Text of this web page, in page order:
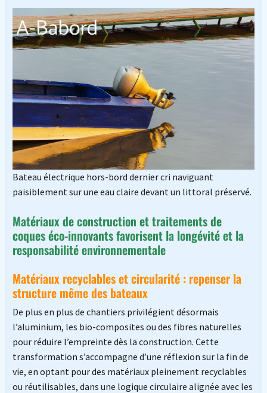
Bateau électrique hors-bord dernier cri naviguant
paisiblement sur une eau claire devant un littoral préservé.
Matériaux de construction et traitements de
coques éco-innovants favorisent la longévité et la
responsabilité environnementale
Matériaux recyclables et circularité : repenser la
structure même des bateaux
De plus en plus de chantiers privilégient désormais
l’aluminium, les bio-composites ou des fibres naturelles
pour réduire l’empreinte dès la construction. Cette
transformation s’accompagne d’une réflexion sur la fin de
vie, en optant pour des matériaux pleinement recyclables
ou réutilisables, dans une logique circulaire alignée avec les